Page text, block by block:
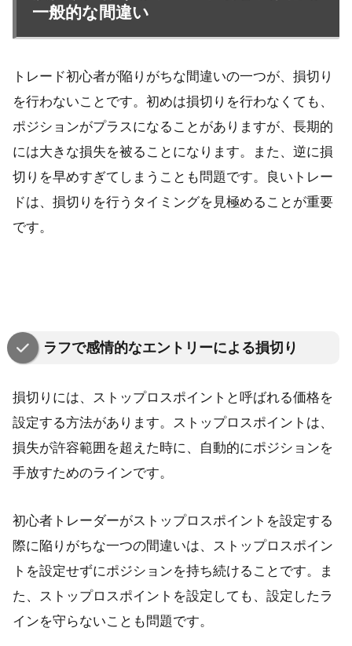
一般的な間違い
トレード初心者が陥りがちな間違いの一つが、損切り
を行わないことです。初めは損切りを行わなくても、
ポジションがプラスになることがありますが、長期的
には大きな損失を被ることになります。また、逆に損
切りを早めすぎてしまうことも問題です。良いトレー
ドは、損切りを行うタイミングを見極めることが重要
です。
ラフで感情的なエントリーによる損切り
損切りには、ストップロスポイントと呼ばれる価格を
設定する方法があります。ストップロスポイントは、
損失が許容範囲を超えた時に、自動的にポジションを
手放すためのラインです。
初心者トレーダーがストップロスポイントを設定する
際に陥りがちな一つの間違いは、ストップロスポイン
トを設定せずにポジションを持ち続けることです。ま
た、ストップロスポイントを設定しても、設定したラ
インを守らないことも問題です。